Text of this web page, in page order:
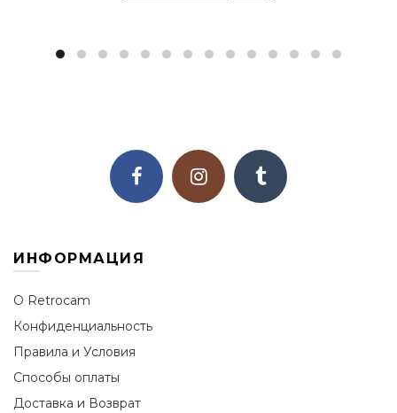
ИНФОРМАЦИЯ
О Retrocam
Конфиденциальность
Правила и Условия
Способы оплаты
Доставка и Возврат